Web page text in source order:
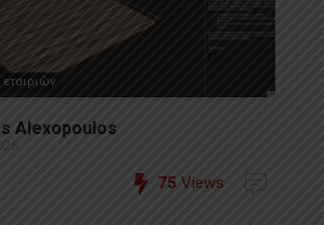
Alexopoulos
75 Views